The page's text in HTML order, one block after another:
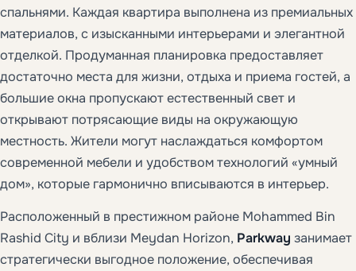
спальнями. Каждая квартира выполнена из премиальных
материалов, с изысканными интерьерами и элегантной
отделкой. Продуманная планировка предоставляет
достаточно места для жизни, отдыха и приема гостей, а
большие окна пропускают естественный свет и
открывают потрясающие виды на окружающую
местность. Жители могут наслаждаться комфортом
современной мебели и удобством технологий «умный
дом», которые гармонично вписываются в интерьер.
Расположенный в престижном районе Mohammed Bin
Rashid City и вблизи Meydan Horizon, Parkway занимает
стратегически выгодное положение, обеспечивая